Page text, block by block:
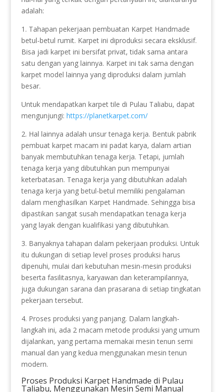
adalah:
1. Tahapan pekerjaan pembuatan Karpet Handmade
betul-betul rumit. Karpet ini diproduksi secara eksklusif.
Bisa jadi karpet ini bersifat privat, tidak sama antara
satu dengan yang lainnya. Karpet ini tak sama dengan
karpet model lainnya yang diproduksi dalam jumlah
besar.
Untuk mendapatkan karpet tile di Pulau Taliabu, dapat
mengunjungi: https://planetkarpet.com/
2. Hal lainnya adalah unsur tenaga kerja. Bentuk pabrik
pembuat karpet macam ini padat karya, dalam artian
banyak membutuhkan tenaga kerja. Tetapi, jumlah
tenaga kerja yang dibutuhkan pun mempunyai
keterbatasan. Tenaga kerja yang dibutuhkan adalah
tenaga kerja yang betul-betul memiliki pengalaman
dalam menghasilkan Karpet Handmade. Sehingga bisa
dipastikan sangat susah mendapatkan tenaga kerja
yang layak dengan kualifikasi yang dibutuhkan.
3. Banyaknya tahapan dalam pekerjaan produksi. Untuk
itu dukungan di setiap level proses produksi harus
dipenuhi, mulai dari kebutuhan mesin-mesin produksi
beserta fasilitasnya, karyawan dan keterampilannya,
juga dukungan sarana dan prasarana di setiap tingkatan
pekerjaan tersebut.
4. Proses produksi yang panjang. Dalam langkah-
langkah ini, ada 2 macam metode produksi yang umum
dijalankan, yang pertama memakai mesin tenun semi
manual dan yang kedua menggunakan mesin tenun
modern.
Proses Produksi Karpet Handmade di Pulau
Taliabu, Menggunakan Mesin Semi Manual